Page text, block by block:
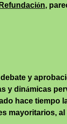
ón,
y aprobaci
y dinámicas
hace tiempo
mayoritarios,